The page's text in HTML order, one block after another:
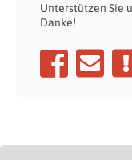
Unterstützen Sie
Danke!